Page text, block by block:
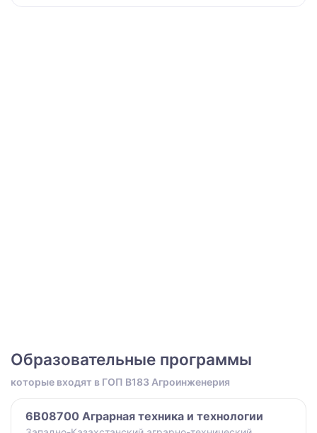
Образовательные программы
которые входят в ГОП B183 Агроинженерия
6B08700 Аграрная техника и технологии